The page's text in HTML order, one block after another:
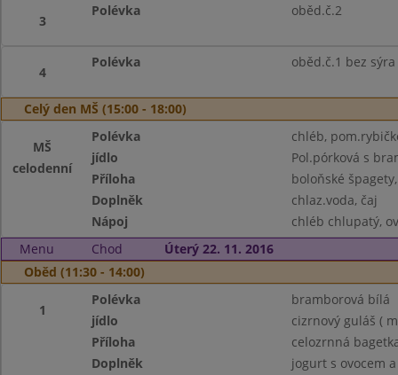
3
Polévka oběd.č.2
4
Polévka oběd.č.1 bez sýra
Celý den MŠ (15:00 - 18:00)
MŠ
celodenní
Polévka
chléb,
jídlo
Pol.pórková s
Příloha
boloňské
Doplněk
chlaz.voda, čaj
Nápoj
chléb chlupatý,
Menu
Chod
Úterý 22. 11. 2016
Oběd (11:30 - 14:00)
1
Polévka
bramborová bílá
jídlo
cizrnový guláš (
Příloha
celozrnná
Doplněk
jogurt s ovocem